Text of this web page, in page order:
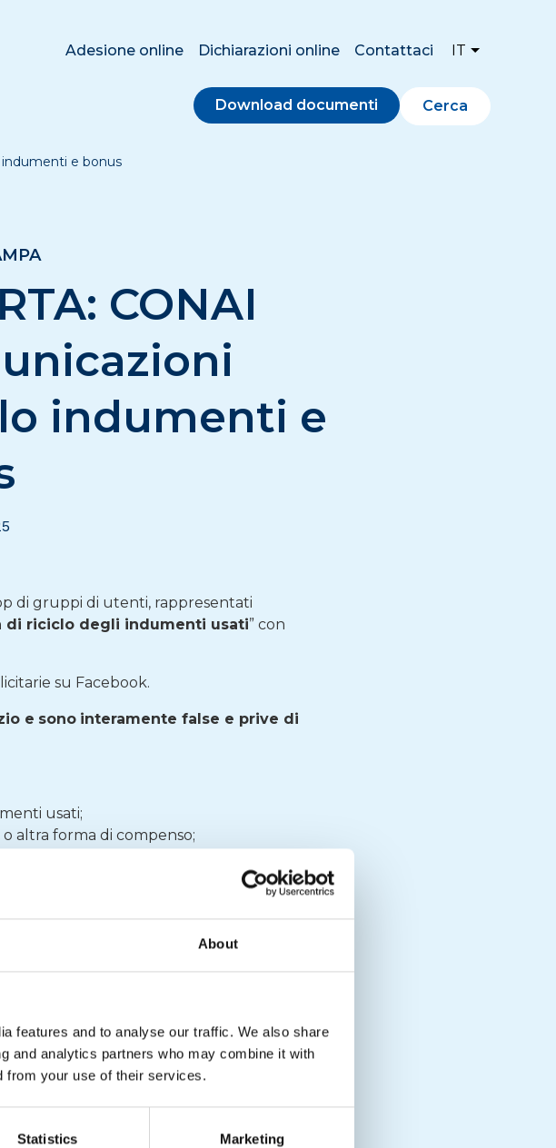
About
features and to analyse our traffic. We also share
and analytics partners who may combine it with
from your use of their services.
Statistics Marketing
Adesione online Dichiarazioni online Contattaci IT
Download documenti Cerca
indumenti e bonus
CONAI
indumenti e
di gruppi di utenti, rappresentati
di riciclo degli indumenti usati” con
su Facebook.
e sono interamente false e prive di
usati;
altra forma di compenso;
in considerazione, a non
autorità competenti.
del nome aziendale e si riserva di